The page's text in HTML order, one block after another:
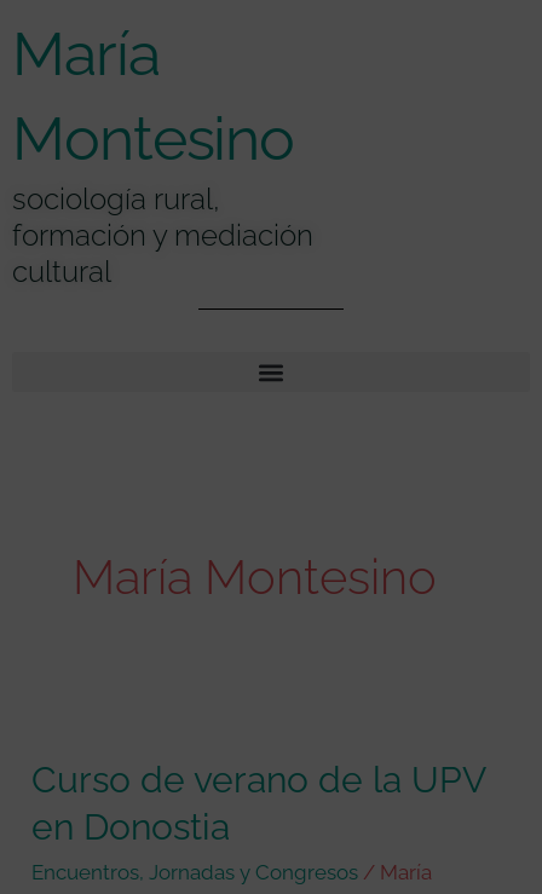
María
Montesino
sociología rural,
formación y mediación
cultural
María Montesino
Curso de verano de la UPV
en Donostia
Encuentros, Jornadas y Congresos / María
verano
la
UPV